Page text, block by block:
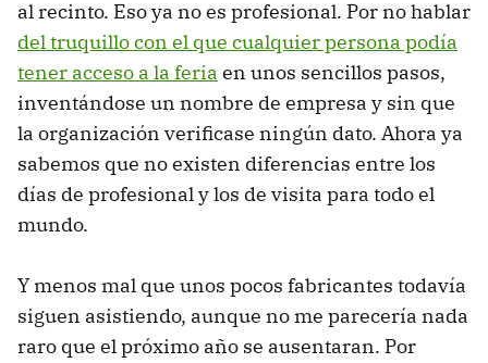
al recinto. Eso ya no es profesional. Por no hablar
del truquillo con el que cualquier persona podía
tener acceso a la feria en unos sencillos pasos,
inventándose un nombre de empresa y sin que
la organización verificase ningún dato. Ahora ya
sabemos que no existen diferencias entre los
días de profesional y los de visita para todo el
mundo.
Y menos mal que unos pocos fabricantes todavía
siguen asistiendo, aunque no me parecería nada
raro que el próximo año se ausentaran. Por